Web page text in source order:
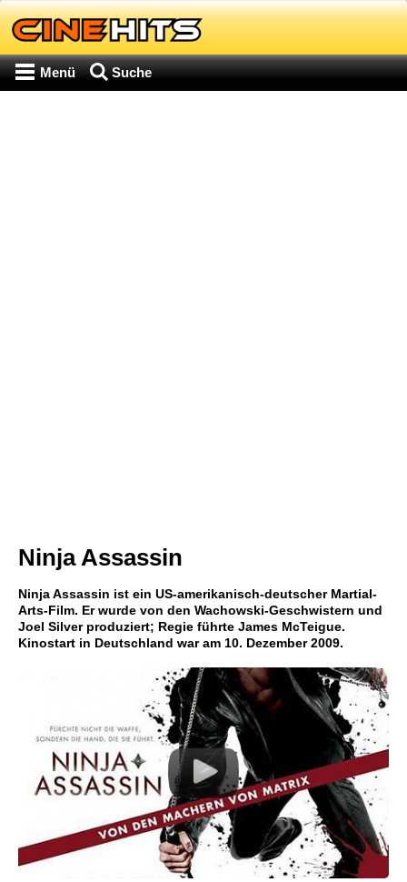
Menü Suche
Ninja Assassin
Ninja Assassin ist ein US-amerikanisch-deutscher Martial-
Arts-Film. Er wurde von den Wachowski-Geschwistern und
Joel Silver produziert; Regie führte James McTeigue.
Kinostart in Deutschland war am 10. Dezember 2009.